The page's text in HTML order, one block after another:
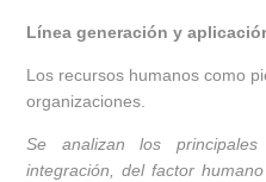
Línea generación y
Los recursos humanos como
organizaciones.
Se analizan los
integración, del factor